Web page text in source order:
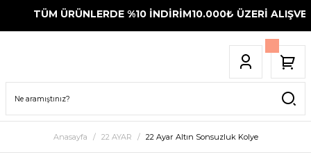
TÜM ÜRÜNLERDE %10 İNDİRİM10.000₺ ÜZERİ
Anasayfa 22 AYAR 22 Ayar Altın Sonsuzluk Kolye